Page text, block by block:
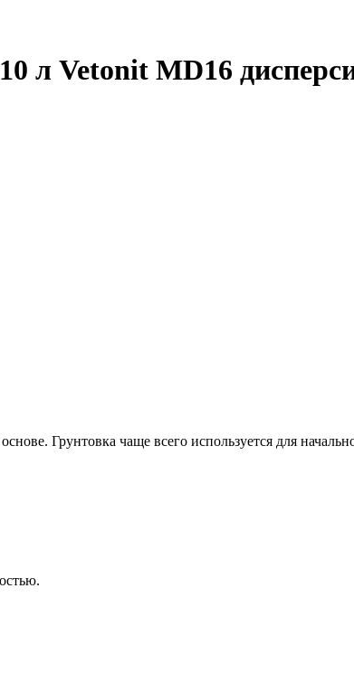
л Vetonit MD16
Грунтовка чаще всего используется для